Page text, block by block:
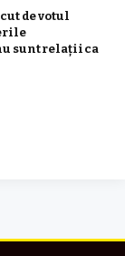
de votul
sunt relații ca